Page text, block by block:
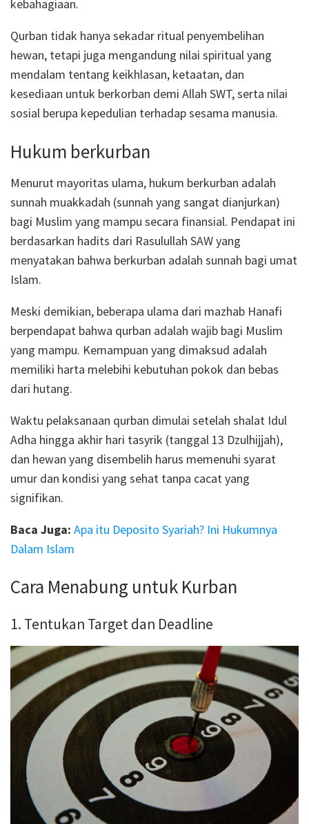
kebahagiaan.
Qurban tidak hanya sekadar ritual penyembelihan
hewan, tetapi juga mengandung nilai spiritual yang
mendalam tentang keikhlasan, ketaatan, dan
kesediaan untuk berkorban demi Allah SWT, serta nilai
sosial berupa kepedulian terhadap sesama manusia.
Hukum berkurban
Menurut mayoritas ulama, hukum berkurban adalah
sunnah muakkadah (sunnah yang sangat dianjurkan)
bagi Muslim yang mampu secara finansial. Pendapat ini
berdasarkan hadits dari Rasulullah SAW yang
menyatakan bahwa berkurban adalah sunnah bagi umat
Islam.
Meski demikian, beberapa ulama dari mazhab Hanafi
berpendapat bahwa qurban adalah wajib bagi Muslim
yang mampu. Kemampuan yang dimaksud adalah
memiliki harta melebihi kebutuhan pokok dan bebas
dari hutang.
Waktu pelaksanaan qurban dimulai setelah shalat Idul
Adha hingga akhir hari tasyrik (tanggal 13 Dzulhijjah),
dan hewan yang disembelih harus memenuhi syarat
umur dan kondisi yang sehat tanpa cacat yang
signifikan.
Baca Juga: Apa itu Deposito Syariah? Ini Hukumnya
Dalam Islam
Cara Menabung untuk Kurban
1. Tentukan Target dan Deadline